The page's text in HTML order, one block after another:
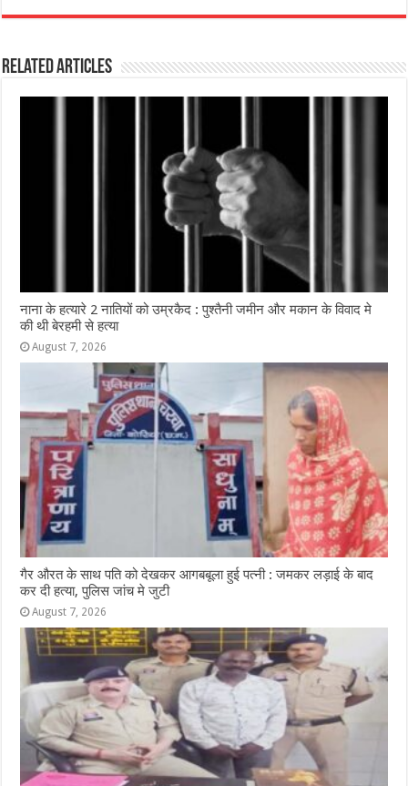
c
e
b
o
at
s
A
p
ss
n
g
itt
r
e
ra
m
ar
Related Articles
नाना के हत्यारे 2 नातियों को उम्रकैद : पुश्तैनी जमीन और मकान के विवाद मे
की थी बेरहमी से हत्या
August 7, 2026
गैर औरत के साथ पति को देखकर आगबबूला हुई पत्नी : जमकर लड़ाई के बाद
कर दी हत्या, पुलिस जांच मे जुटी
August 7, 2026